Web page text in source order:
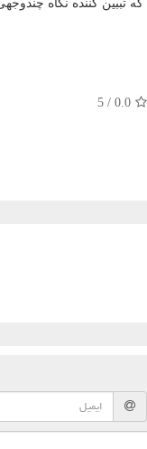
کننده نگاه
0.0
/
5